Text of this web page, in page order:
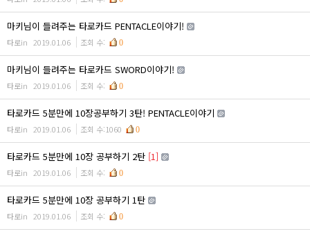
마키님이 들려주는 타로카드 PENTACLE이야기!
타로in 2019.01.06 조회 수: 0
마키님이 들려주는 타로카드 SWORD이야기!
타로in 2019.01.06 조회 수: 0
타로카드 5분만에 10장공부하기 3탄! PENTACLE이야기
타로in 2019.01.06 조회 수:1060 0
타로카드 5분만에 10장 공부하기 2탄 [1]
타로in 2019.01.06 조회 수: 0
타로카드 5분만에 10장 공부하기 1탄
타로in 2019.01.06 조회 수: 0